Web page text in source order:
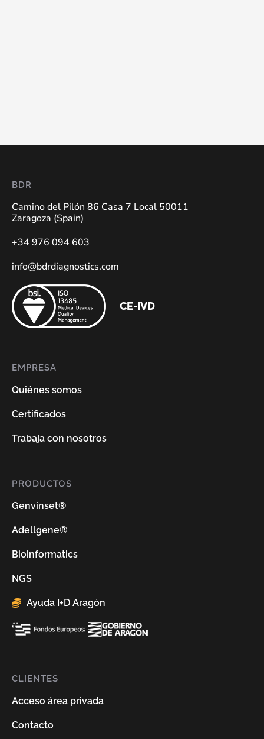
BDR
Camino del Pilón 86 Casa 7 Local 50011
Zaragoza (Spain)
+34 976 094 603
info@bdrdiagnostics.com
CE-IVD
EMPRESA
Quiénes somos
Certificados
Trabaja con nosotros
PRODUCTOS
Genvinset®
Adellgene®
Bioinformatics
NGS
Ayuda I+D Aragón
CLIENTES
Acceso área privada
Contacto